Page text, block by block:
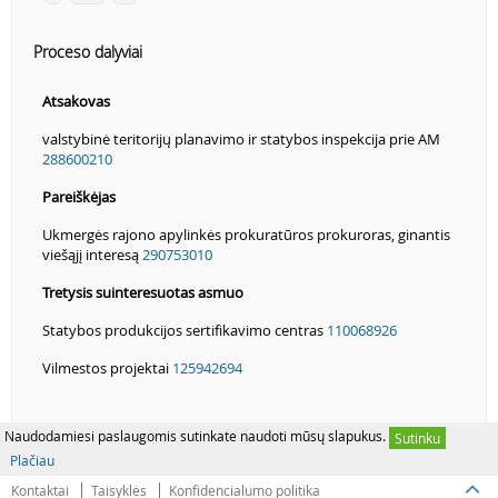
Naudodamiesi paslaugomis sutinkate naudoti mūsų slapukus. Sutinku
Plačiau
Proceso dalyviai
Atsakovas
valstybinė teritorijų planavimo ir statybos inspekcija prie AM
288600210
Pareiškėjas
Ukmergės rajono apylinkės prokuratūros prokuroras, ginantis
viešąjį interesą 290753010
Tretysis suinteresuotas asmuo
Statybos produkcijos sertifikavimo centras 110068926
Vilmestos projektai 125942694
Kontaktai Taisyklės Konfidencialumo politika